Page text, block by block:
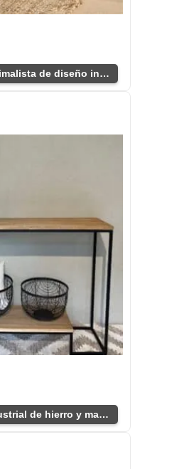
Mesa auxiliar minimalista de diseño industrial
Mesa auxiliar industrial de hierro y madera